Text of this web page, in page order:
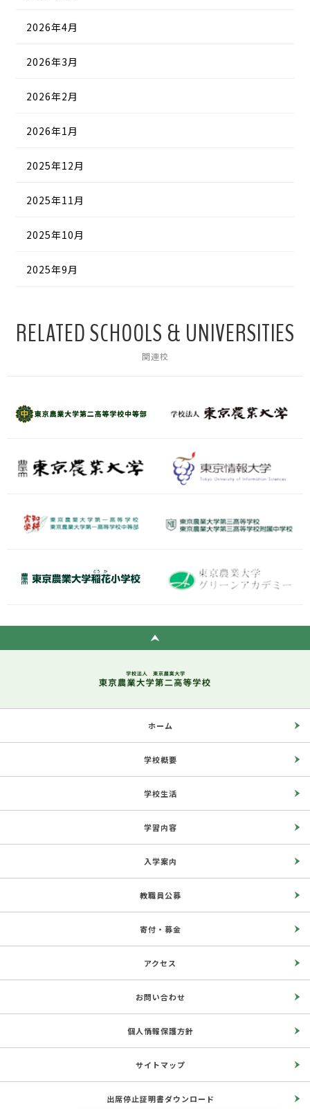
2026年4月
2026年3月
2026年2月
2026年1月
2025年12月
2025年11月
2025年10月
2025年9月
RELATED SCHOOLS & UNIVERSITIES
関連校
ホーム
学校概要
学校生活
学習内容
入学案内
教職員公募
寄付・募金
アクセス
お問い合わせ
個人情報保護方針
サイトマップ
出席停止証明書ダウンロード